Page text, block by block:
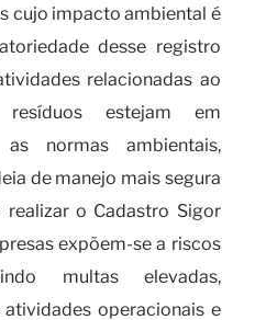
cujo impacto ambiental é
desse registro
relacionadas ao
resíduos estejam em
normas ambientais,
de manejo mais segura
realizar o Cadastro Sigor
expõem-se a riscos
multas elevadas,
operacionais e